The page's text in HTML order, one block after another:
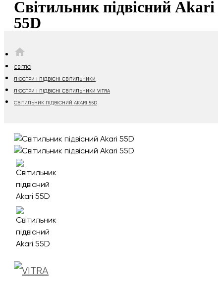
Світильник підвісний Akari
55D
СВІТЛО
ЛЮСТРИ І ПІДВІСНІ СВІТИЛЬНИКИ
ЛЮСТРИ І ПІДВІСНІ СВІТИЛЬНИКИ VITRA
СВІТИЛЬНИК ПІДВІСНИЙ AKARI 55D